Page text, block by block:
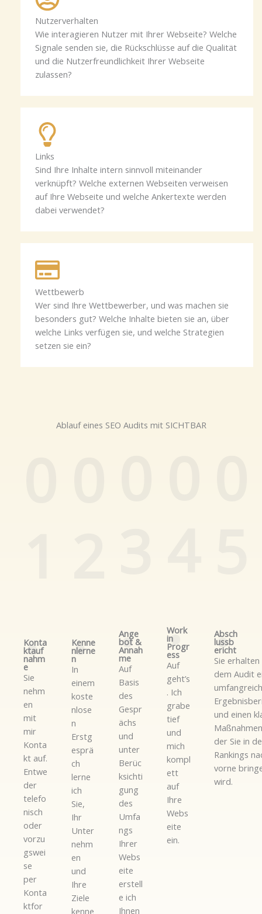
Nutzerverhalten
Wie interagieren Nutzer mit Ihrer Webseite? Welche
Signale senden sie, die Rückschlüsse auf die Qualität
und die Nutzerfreundlichkeit Ihrer Webseite
zulassen?
Links
Sind Ihre Inhalte intern sinnvoll miteinander
verknüpft? Welche externen Webseiten verweisen
auf Ihre Webseite und welche Ankertexte werden
dabei verwendet?
Wettbewerb
Wer sind Ihre Wettbewerber, und was machen sie
besonders gut? Welche Inhalte bieten sie an, über
welche Links verfügen sie, und welche Strategien
setzen sie ein?
Ablauf eines SEO Audits mit SICHTBAR
.
Konta
ktauf
nahm
e
Sie
nehm
en
mit
mir
Konta
kt auf.
Entwe
der
telefo
nisch
oder
vorzu
gswei
se
per
Konta
ktfor
.
Kenne
nlerne
n
In
einem
koste
nlose
n
Erstg
esprä
ch
lerne
ich
Sie,
Ihr
Unter
nehm
en
und
Ihre
Ziele
kenne
.
Ange
bot &
Annah
me
Auf
Basis
des
Gespr
ächs
und
unter
Berüc
ksichti
gung
des
Umfa
ngs
Ihrer
Webs
eite
erstell
e ich
Ihnen
.
Work
in
Progr
ess
Auf
geht’s
. Ich
grabe
tief
und
mich
kompl
ett
auf
Ihre
Webs
eite
ein.
.
Absch
lussb
ericht
Sie erhalten
dem Audit
und einen
der Sie in
Rankings
vorne
wird.